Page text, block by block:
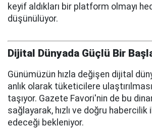
keyif aldıkları bir platform olmayı
düşünülüyor.
Dijital Dünyada Güçlü Bir
Günümüzün hızla değişen dijital
anlık olarak tüketicilere
taşıyor. Gazete Favori'nin de bu
sağlayarak, hızlı ve doğru
edeceği bekleniyor.